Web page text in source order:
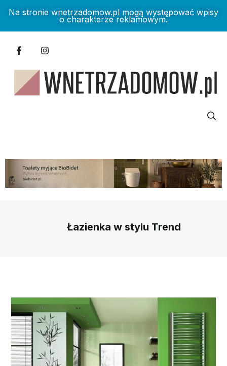
Na stronie wnetrzadomow.pl mogą występować wpisy
o charakterze reklamowym.
Łazienka w stylu Trend